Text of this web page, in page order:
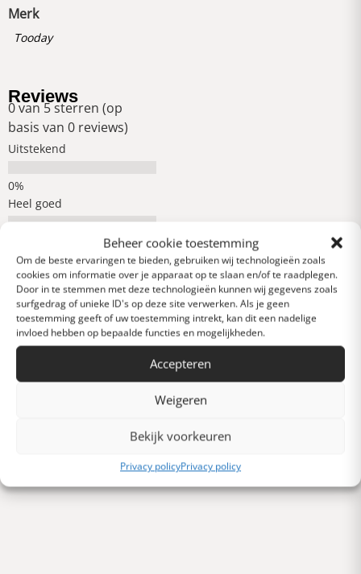
Beheer cookie toestemming
Om de beste ervaringen te bieden, gebruiken wij technologieën zoals
cookies om informatie over je apparaat op te slaan en/of te raadplegen.
Door in te stemmen met deze technologieën kunnen wij gegevens zoals
surfgedrag of unieke ID's op deze site verwerken. Als je geen
toestemming geeft of uw toestemming intrekt, kan dit een nadelige
invloed hebben op bepaalde functies en mogelijkheden.
Accepteren
Weigeren
Bekijk voorkeuren
Privacy policyPrivacy policy
Merk
Tooday
Reviews
0 van 5 sterren (op
basis van 0 reviews)
Uitstekend
Heel goed
Gemiddeld
Slecht
Schrijf een review
Er zijn nog geen beoordelingen. Schrijf als eerste er een.